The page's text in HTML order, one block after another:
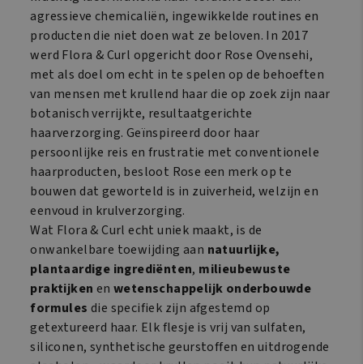
10oz/300ml
aantal
aantal
agressieve chemicaliën, ingewikkelde routines en
producten die niet doen wat ze beloven. In 2017
werd Flora & Curl opgericht door Rose Ovensehi,
met als doel om echt in te spelen op de behoeften
van mensen met krullend haar die op zoek zijn naar
botanisch verrijkte, resultaatgerichte
haarverzorging. Geïnspireerd door haar
persoonlijke reis en frustratie met conventionele
haarproducten, besloot Rose een merk op te
bouwen dat geworteld is in zuiverheid, welzijn en
eenvoud in krulverzorging.
Wat Flora & Curl echt uniek maakt, is de
onwankelbare toewijding aan natuurlijke,
plantaardige ingrediënten, milieubewuste
praktijken enwetenschappelijk onderbouwde
formules die specifiek zijn afgestemd op
getextureerd haar. Elk flesje is vrij van sulfaten,
siliconen, synthetische geurstoffen en uitdrogende